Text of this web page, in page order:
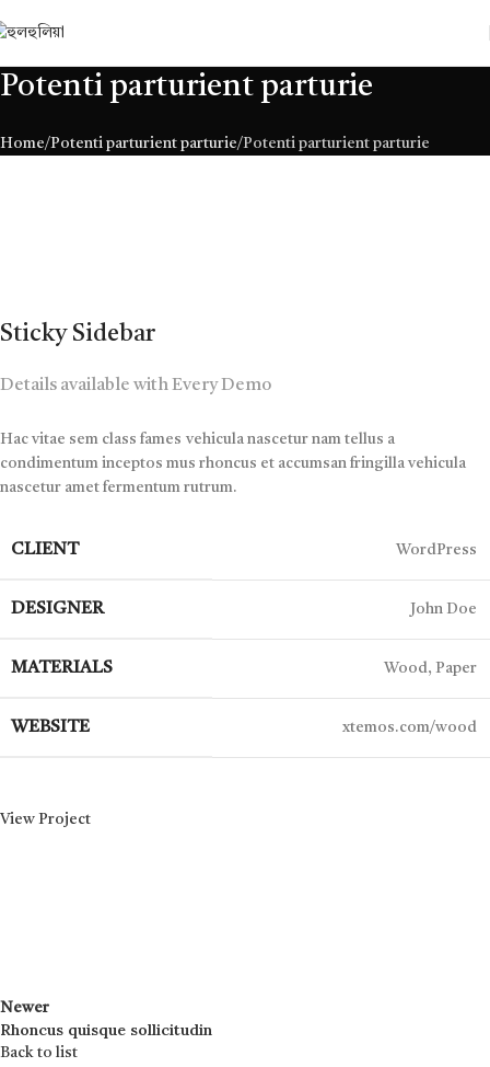
Potenti parturient parturie
Home Potenti parturient parturie Potenti parturient parturie
Sticky Sidebar
Details available with Every Demo
Hac vitae sem class fames vehicula nascetur nam tellus a
condimentum inceptos mus rhoncus et accumsan fringilla vehicula
nascetur amet fermentum rutrum.
CLIENT WordPress
DESIGNER John Doe
MATERIALS Wood, Paper
WEBSITE xtemos.com/wood
View Project
Newer
Rhoncus quisque sollicitudin
Back to list